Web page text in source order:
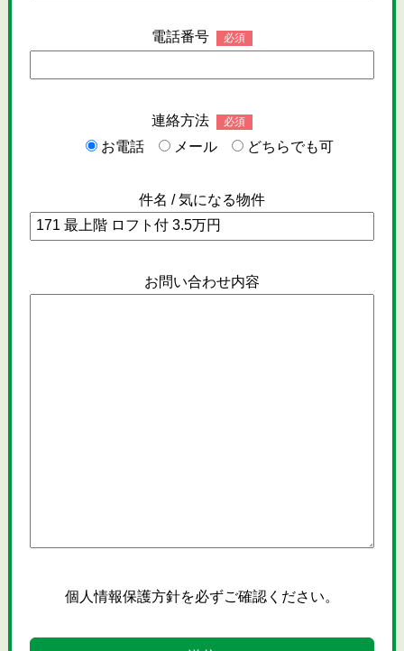
電話番号 必須
連絡方法 必須
お電話 メール どちらでも可
件名 / 気になる物件
お問い合わせ内容
個人情報保護方針を必ずご確認ください。